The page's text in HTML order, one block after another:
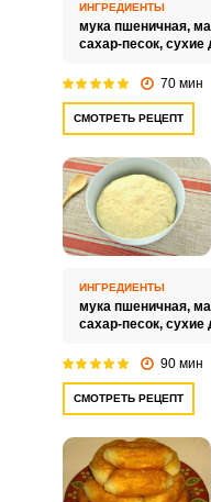
ИНГРЕДИЕНТЫ
мука пшеничная,
сахар-песок, сухие
70 мин
СМОТРЕТЬ РЕЦЕПТ
ИНГРЕДИЕНТЫ
мука пшеничная,
сахар-песок, сухие
90 мин
СМОТРЕТЬ РЕЦЕПТ